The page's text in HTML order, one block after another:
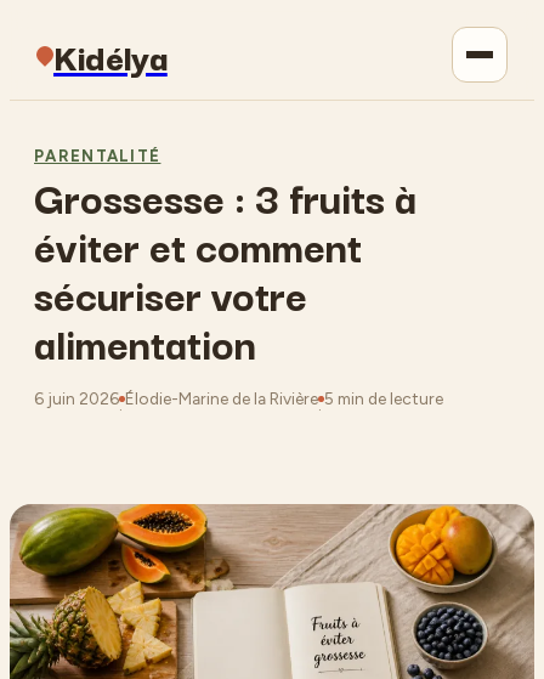
Kidélya
Maison
Jardinage
Lifestyle
PARENTALITÉ
Grossesse : 3 fruits à
éviter et comment
sécuriser votre
alimentation
6 juin 2026
·
Élodie-Marine de la Rivière
·
5 min de lecture